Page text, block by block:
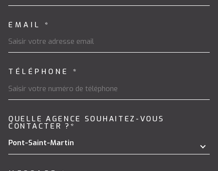
EMAIL *
TÉLÉPHONE *
QUELLE AGENCE SOUHAITEZ-VOUS
CONTACTER ?*
Pont-Saint-Martin